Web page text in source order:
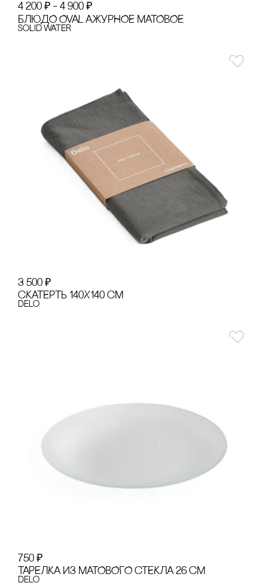
4 200 ₽ – 4 900 ₽
БЛЮДО OVAL АЖУРНОЕ МАТОВОЕ
Solid Water
3 500 ₽
сКАТЕРТЬ 140Х140 сМ
Delo
750 ₽
ТАРЕЛКА ИЗ МАТОВОГО сТЕКЛА 26 сМ
Delo